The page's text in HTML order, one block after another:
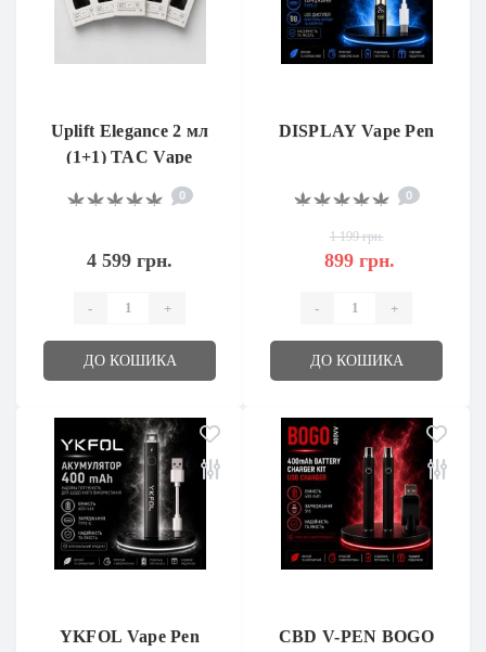
Uplift Elegance 2 мл
(1+1) TAC Vape
0
4 599 грн.
- +
ДО КОШИКА
DISPLAY Vape Pen
0
1 199 грн.
899 грн.
- +
ДО КОШИКА
YKFOL Vape Pen
CBD V-PEN BOGO